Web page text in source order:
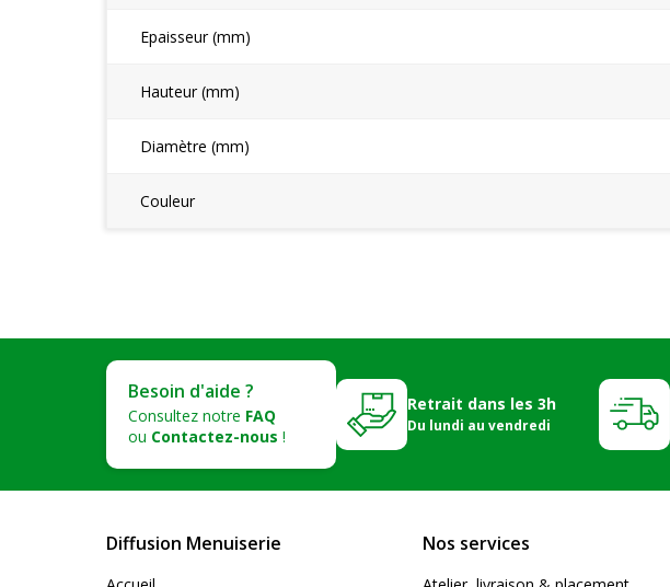
Epaisseur (mm)
Hauteur (mm)
Diamètre (mm)
Couleur
Besoin d'aide ?
Consultez notre FAQ
ou Contactez-nous !
Retrait dans les 3h
Du lundi au vendredi
Diffusion Menuiserie Nos services